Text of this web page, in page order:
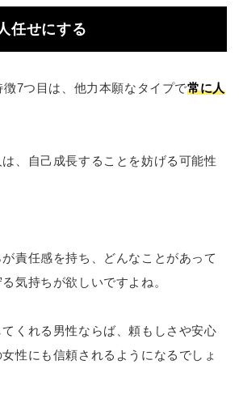
任せにする
7つ目は、他力本願なタイプで常に人
、自己成長することを妨げる可能性
責任感を持ち、どんなことがあって
気持ちが欲しいですよね。
くれる男性ならば、頼もしさや安心
性にも信頼されるようになるでしょ